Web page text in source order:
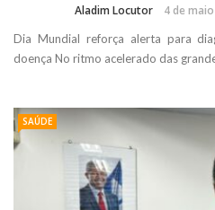
Aladim Locutor 4 de
Dia Mundial reforça alerta para
doença No ritmo acelerado das
SAÚDE